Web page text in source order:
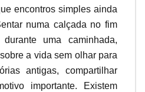
encontros simples ainda
numa calçada no fim
uma caminhada,
a vida sem olhar para
antigas, compartilhar
importante. Existem